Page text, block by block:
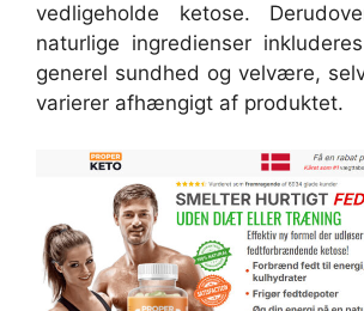
vedligeholde ketose.
naturlige ingredienser
generel sundhed og velvære,
varierer afhængigt af produktet.